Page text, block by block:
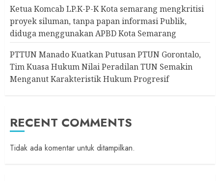
Ketua Komcab LP.K-P-K Kota semarang mengkritisi
proyek siluman, tanpa papan informasi Publik,
diduga menggunakan APBD Kota Semarang
PTTUN Manado Kuatkan Putusan PTUN Gorontalo,
Tim Kuasa Hukum Nilai Peradilan TUN Semakin
Menganut Karakteristik Hukum Progresif
RECENT COMMENTS
Tidak ada komentar untuk ditampilkan.